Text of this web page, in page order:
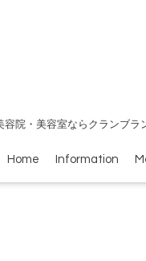
容院・美容室ならクランブ
Home Information